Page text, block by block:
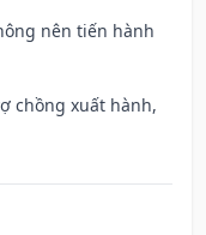
nên tiến hành
chồng xuất hành,